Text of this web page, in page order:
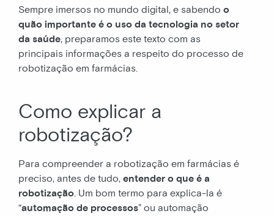
Sempre imersos no mundo digital, e sabendo o
quão importante é o uso da tecnologia no setor
da saúde, preparamos este texto com as
principais informações a respeito do processo de
robotização em farmácias.
Como explicar a
robotização?
Para compreender a robotização em farmácias é
preciso, antes de tudo, entender o que é a
robotização. Um bom termo para explica-la é
“automação de processos” ou automação